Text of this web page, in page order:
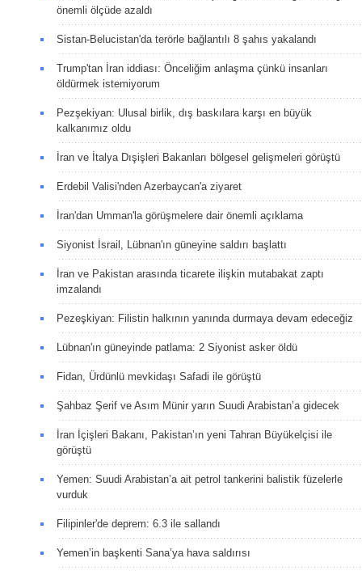
önemli ölçüde azaldı
Sistan-Belucistan'da terörle bağlantılı 8 şahıs yakalandı
Trump'tan İran iddiası: Önceliğim anlaşma çünkü insanları
öldürmek istemiyorum
Pezşekiyan: Ulusal birlik, dış baskılara karşı en büyük
kalkanımız oldu
İran ve İtalya Dışişleri Bakanları bölgesel gelişmeleri görüştü
Erdebil Valisi'nden Azerbaycan'a ziyaret
İran'dan Umman'la görüşmelere dair önemli açıklama
Siyonist İsrail, Lübnan'ın güneyine saldırı başlattı
İran ve Pakistan arasında ticarete ilişkin mutabakat zaptı
imzalandı
Pezeşkiyan: Filistin halkının yanında durmaya devam edeceğiz
Lübnan'ın güneyinde patlama: 2 Siyonist asker öldü
Fidan, Ürdünlü mevkidaşı Safadi ile görüştü
Şahbaz Şerif ve Asım Münir yarın Suudi Arabistan’a gidecek
İran İçişleri Bakanı, Pakistan’ın yeni Tahran Büyükelçisi ile
görüştü
Yemen: Suudi Arabistan’a ait petrol tankerini balistik füzelerle
vurduk
Filipinler'de deprem: 6.3 ile sallandı
Yemen’in başkenti Sana’ya hava saldırısı